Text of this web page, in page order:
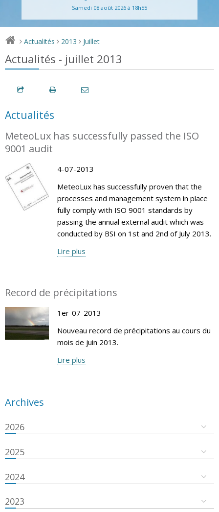
Samedi 08 août 2026 à 18h55
> Actualités > 2013 > Juillet
Actualités - juillet 2013
Actualités
MeteoLux has successfully passed the ISO
9001 audit
4-07-2013
MeteoLux has successfully proven that the
processes and management system in place
fully comply with ISO 9001 standards by
passing the annual external audit which was
conducted by BSI on 1st and 2nd of July 2013.
Lire plus
Record de précipitations
1er-07-2013
Nouveau record de précipitations au cours du
mois de juin 2013.
Lire plus
Archives
2026
2025
2024
2023